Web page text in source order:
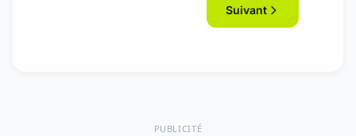
Suivant
PUBLICITÉ